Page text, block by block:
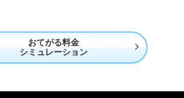
おてがる料金
シミュレーション
